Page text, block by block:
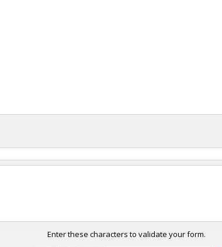
Enter these characters to validate your form.